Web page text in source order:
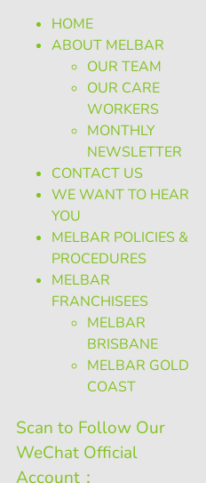
HOME
ABOUT MELBAR
OUR TEAM
OUR CARE
WORKERS
MONTHLY
NEWSLETTER
CONTACT US
WE WANT TO HEAR
YOU
MELBAR POLICIES &
PROCEDURES
MELBAR
FRANCHISEES
MELBAR
BRISBANE
MELBAR GOLD
COAST
Scan to Follow Our
WeChat Official
Account：